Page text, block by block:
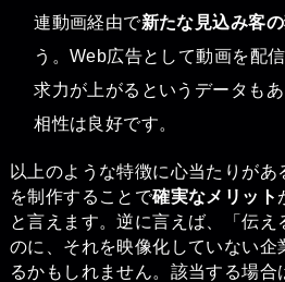
連動画経由で新たな見込み客
う。Web広告として動画を配
求力が上がるというデータも
相性は良好です。
以上のような特徴に心当たりが
を制作することで確実なメリット
と言えます。逆に言えば、「伝
のに、それを映像化していない企
るかもしれません。該当する場